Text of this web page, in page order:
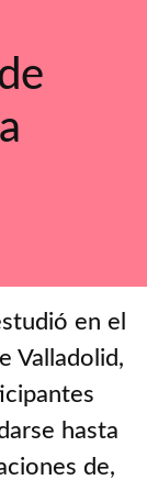
en el
Valladolid,
hasta
de,